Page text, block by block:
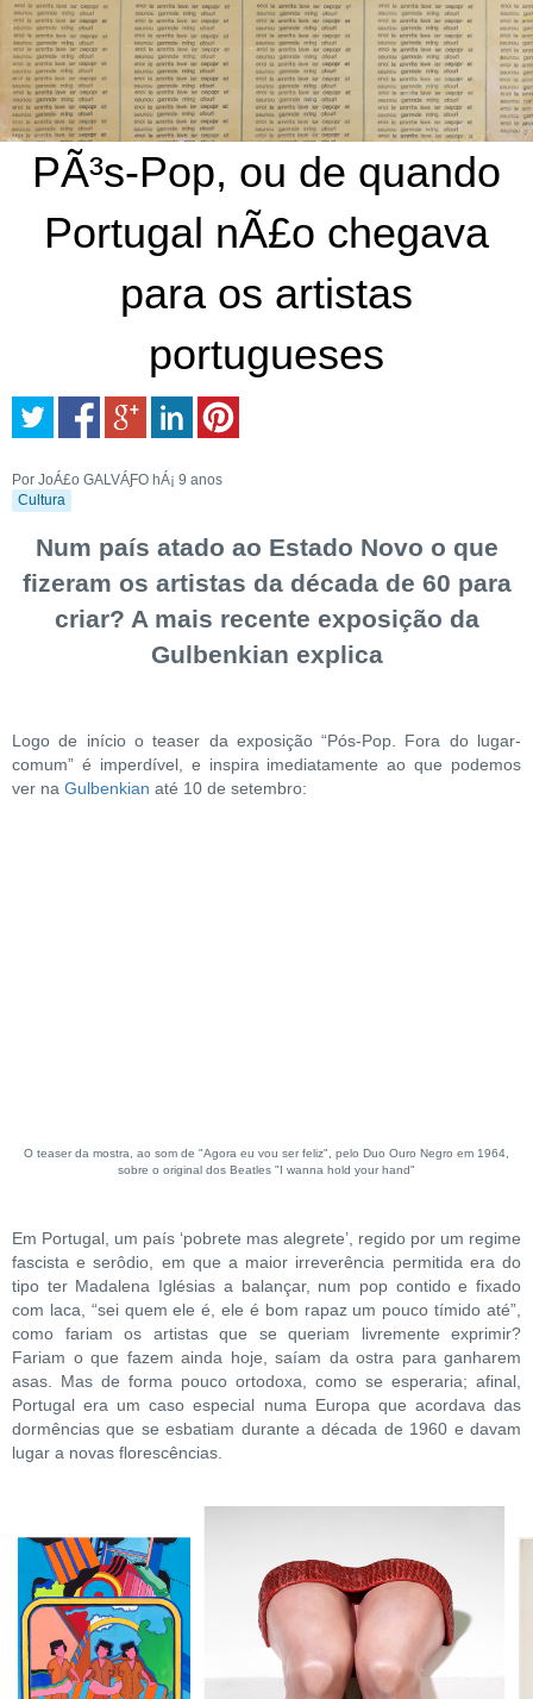
PÃ³s-Pop, ou de quando
Portugal nÃ£o chegava
para os artistas
portugueses
Por JoÁ£o GALVÁƑO hÁ¡ 9 anos
Cultura
Num país atado ao Estado Novo o que
fizeram os artistas da década de 60 para
criar? A mais recente exposição da
Gulbenkian explica
Logo de início o teaser da exposição “Pós-Pop. Fora do lugar-
comum” é imperdível, e inspira imediatamente ao que podemos
ver na Gulbenkian até 10 de setembro:
O teaser da mostra, ao som de "Agora eu vou ser feliz", pelo Duo Ouro Negro em 1964,
sobre o original dos Beatles "I wanna hold your hand"
Em Portugal, um país ‘pobrete mas alegrete’, regido por um regime
fascista e serôdio, em que a maior irreverência permitida era do
tipo ter Madalena Iglésias a balançar, num pop contido e fixado
com laca, “sei quem ele é, ele é bom rapaz um pouco tímido até”,
como fariam os artistas que se queriam livremente exprimir?
Fariam o que fazem ainda hoje, saíam da ostra para ganharem
asas. Mas de forma pouco ortodoxa, como se esperaria; afinal,
Portugal era um caso especial numa Europa que acordava das
dormências que se esbatiam durante a década de 1960 e davam
lugar a novas florescências.